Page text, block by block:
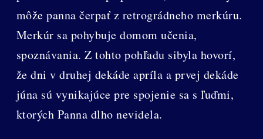
môže panna čerpať z retrográdneho merkúru.
Merkúr sa pohybuje domom učenia,
spoznávania. Z tohto pohľadu sibyla hovorí,
že dni v druhej dekáde apríla a prvej dekáde
júna sú vynikajúce pre spojenie sa s ľuďmi,
ktorých Panna dlho nevidela.